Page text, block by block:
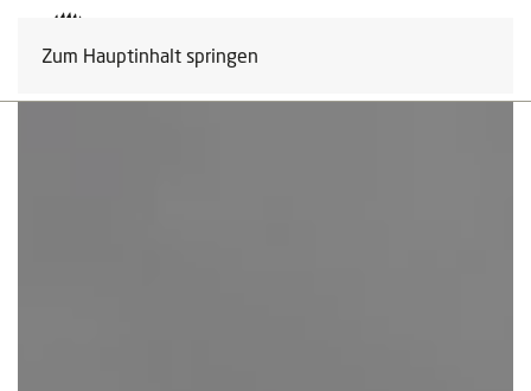
Zum Hauptinhalt springen